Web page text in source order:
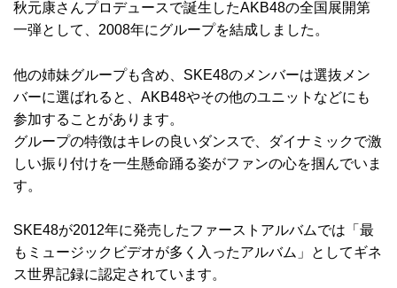
秋元康さんプロデュースで誕生したAKB48の全国展開第
一弾として、2008年にグループを結成しました。
他の姉妹グループも含め、SKE48のメンバーは選抜メン
バーに選ばれると、AKB48やその他のユニットなどにも
参加することがあります。
グループの特徴はキレの良いダンスで、ダイナミックで激
しい振り付けを一生懸命踊る姿がファンの心を掴んでいま
す。
SKE48が2012年に発売したファーストアルバムでは「最
もミュージックビデオが多く入ったアルバム」としてギネ
ス世界記録に認定されています。